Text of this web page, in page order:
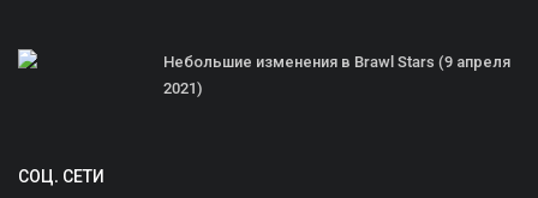
Небольшие изменения в Brawl Stars (9 апреля
2021)
СОЦ. СЕТИ